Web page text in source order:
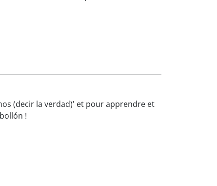
(decir la verdad)' et pour apprendre et
!